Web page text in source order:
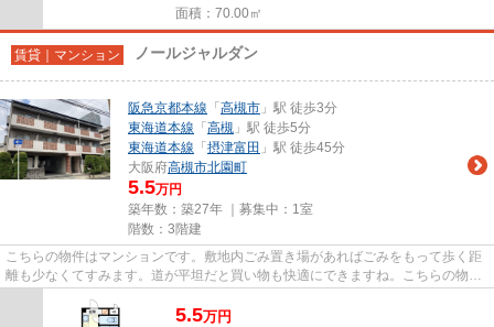
面積：70.00㎡
賃貸｜マンション ノールジャルダン
阪急京都本線 「 高槻市 」駅 徒歩3分
東海道本線 「 高槻 」駅 徒歩5分
東海道本線 「 摂津富田 」駅 徒歩45分
大阪府高槻市北園町
5.5万円
築年数：築27年 ｜募集中： 1室
階数：3階建
こちらの物件はマンションです。敷地内ごみ置き場があればごみをもって歩く距
離も少なくてすみます。道が平坦だと買い物も快適にできますね。こちらの物件
5.5万円